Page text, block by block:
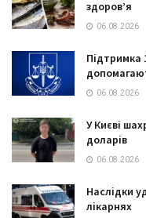
здоров’я
06.08.2026
Підтримка
06.08.2026
У Києві
доларів
06.08.2026
Наслідки
лікарнях